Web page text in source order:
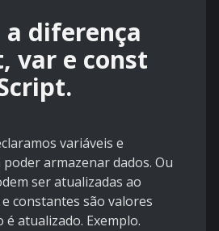
a diferença
var e const
variáveis e
armazenar dados. Ou
ser atualizadas ao
constantes são valores
é atualizado. Exemplo.